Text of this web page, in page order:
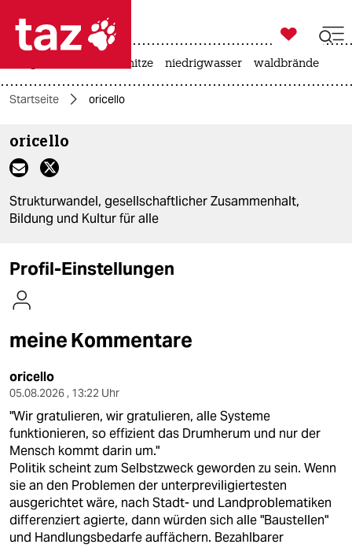
 taz zahl ich
themen
politik
öko
nord
wahrheit
verlag
verlag
veranstaltungen

taz zahl ich
hitze niedrigwasser waldbrände
Startseite oricello
oricello
Strukturwandel, gesellschaftlicher Zusammenhalt,
Bildung und Kultur für alle
Profil-Einstellungen
meine Kommentare
oricello
05.08.2026 , 13:22 Uhr
"Wir gratulieren, wir gratulieren, alle Systeme
funktionieren, so effizient das Drumherum und nur der
Mensch kommt darin um."
Politik scheint zum Selbstzweck geworden zu sein. Wenn
sie an den Problemen der unterpreviligiertesten
ausgerichtet wäre, nach Stadt- und Landproblematiken
differenziert agierte, dann würden sich alle "Baustellen"
und Handlungsbedarfe auffächern. Bezahlbarer